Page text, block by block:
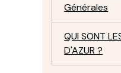
Générales
QUI SONT
D'AZUR ?